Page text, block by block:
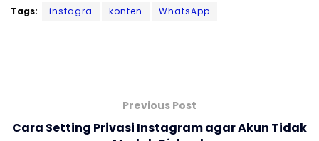
Tags: instagra konten WhatsApp
Previous Post
Cara Setting Privasi Instagram agar Akun Tidak